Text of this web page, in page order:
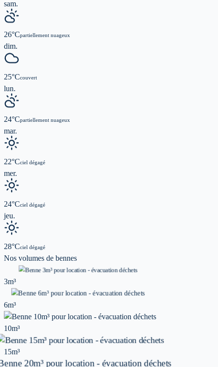
sam.
26°Cpartiellement nuageux
dim.
25°Ccouvert
lun.
24°Cpartiellement nuageux
mar.
22°Cciel dégagé
mer.
24°Cciel dégagé
jeu.
28°Cciel dégagé
Nos volumes de bennes
3m³
6m³
10m³
15m³